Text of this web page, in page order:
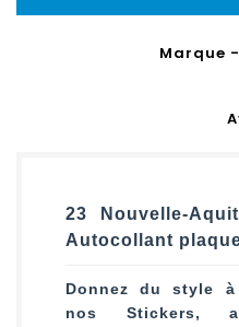
Marque
23 Nouvelle-
Autocollant
Donnez du style
nos Stickers,